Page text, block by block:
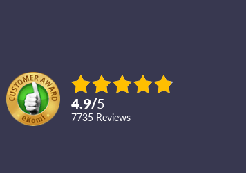
4.9/5
7735 reviews